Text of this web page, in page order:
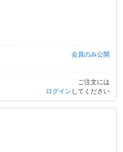
会員のみ公開
ご注文には
ログイン してください